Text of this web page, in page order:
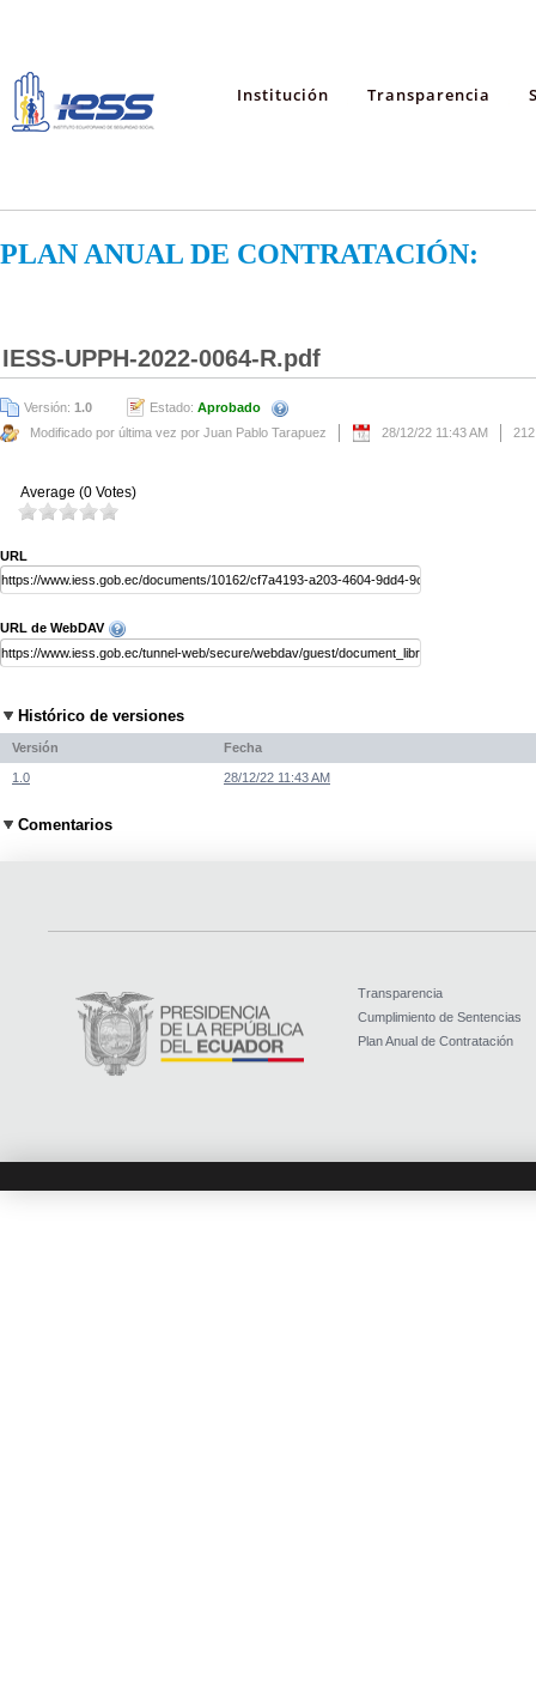
Institución Transparencia
PLAN ANUAL DE CONTRATACIÓN:
IESS-UPPH-2022-0064-R.pdf
Versión: 1.0 Estado: Aprobado
Modificado por última vez por Juan Pablo Tarapuez
28/12/22 11:43 AM
Average (0 Votes)
URL
URL de WebDAV
Histórico de versiones
Versión Fecha
1.0 28/12/22 11:43 AM
Comentarios
Transparencia
Cumplimiento de Sentencias
Plan Anual de Contratación